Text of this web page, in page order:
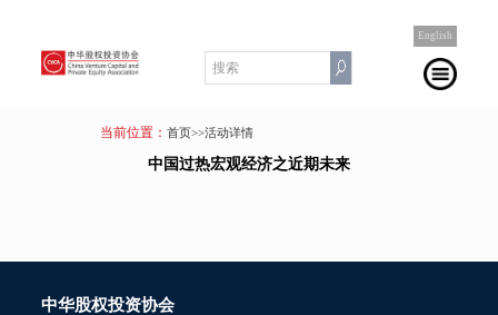
English
当前位置： 首页>>活动详情
中国过热宏观经济之近期未来
中华股权投资协会